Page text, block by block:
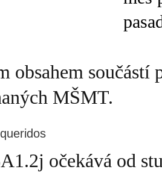
obsahem
MŠMT.
očekává od